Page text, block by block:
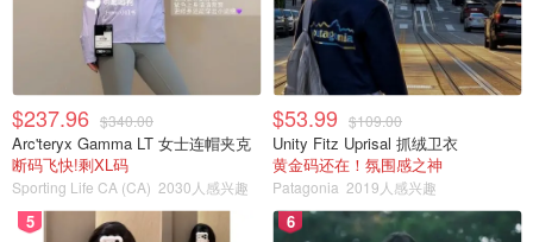
$237.96 $340.00
Arc'teryx Gamma LT 女士连帽夹克
断码飞快!剩XL码
Sporting Life CA (CA) 2030人感兴趣
$53.99 $109.00
Unity Fitz Uprisal 抓绒卫衣
黄金码还在！氛围感之神
Patagonia 2019人感兴趣
5 6